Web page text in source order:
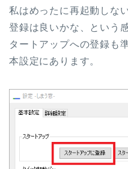
私はめったに再起動しな
登録は良いかな、という
タートアップへの登録も
本設定にあります。